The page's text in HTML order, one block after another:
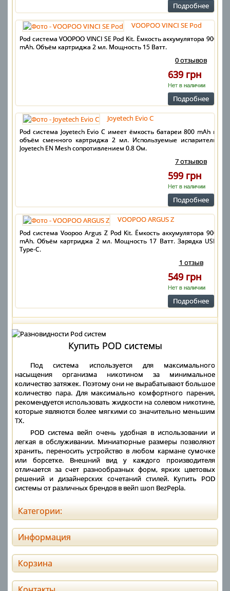
Подробнее
VOOPOO VINCI SE Pod
Pod система VOOPOO VINCI SE Pod Kit. Ёмкость аккумулятора 900
mAh. Объём картриджа 2 мл. Мощность 15 Ватт.
0 отзывов
639 грн
Нет в наличии
Подробнее
Joyetech Evio C
Pod система Joyetech Evio C имеет ёмкость батареи 800 mAh и
объём сменного картриджа 2 мл. Используемые испарители
Joyetech EN Mesh сопротивлением 0.8 Ом.
7 отзывов
599 грн
Нет в наличии
Подробнее
VOOPOO ARGUS Z
Pod система Voopoo Argus Z Pod Kit. Ёмкость аккумулятора 900
mAh. Объём картриджа 2 мл. Мощность 17 Ватт. Зарядка USB
Type-C.
1 отзыв
549 грн
Нет в наличии
Подробнее
Купить POD системы
Под система используется для максимального
насыщения организма никотином за минимальное
количество затяжек. Поэтому они не вырабатывают большое
количество пара. Для максимально комфортного парения,
рекомендуется использовать жидкости на солевом никотине,
которые являются более мягкими со значительно меньшим
ТХ.
POD система вейп очень удобная в использовании и
легкая в обслуживании. Миниатюрные размеры позволяют
хранить, переносить устройство в любом кармане сумочке
или борсетке. Внешний вид у каждого производителя
отличается за счет разнообразных форм, ярких цветовых
решений и дизайнерских сочетаний стилей. Купить POD
системы от различных брендов в вейп шоп BezPepla.
Категории:
Информация
Корзина